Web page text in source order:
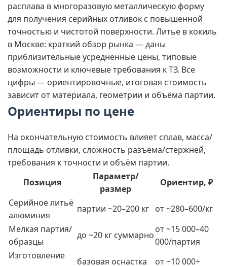
расплава в многоразовую металлическую форму
для получения серийных отливок с повышенной
точностью и чистотой поверхности. Литье в кокиль
в Москве: краткий обзор рынка — даны
приблизительные усредненные цены, типовые
возможности и ключевые требования к ТЗ. Все
цифры — ориентировочные, итоговая стоимость
зависит от материала, геометрии и объёма партии.
Ориентиры по цене
На окончательную стоимость влияет сплав, масса/
площадь отливки, сложность разъёма/стержней,
требования к точности и объём партии.
Позиция
Параметр/
размер
Ориентир, ₽
Серийное литьё
алюминия
партии ~20–200 кг от ~280–600/кг
Мелкая партия/
образцы
до ~20 кг суммарно
от ~15 000–40
000/партия
Изготовление
базовая оснастка
от ~10 000+